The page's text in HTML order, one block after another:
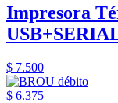
Impresora
$ 7.500
$ 6.375